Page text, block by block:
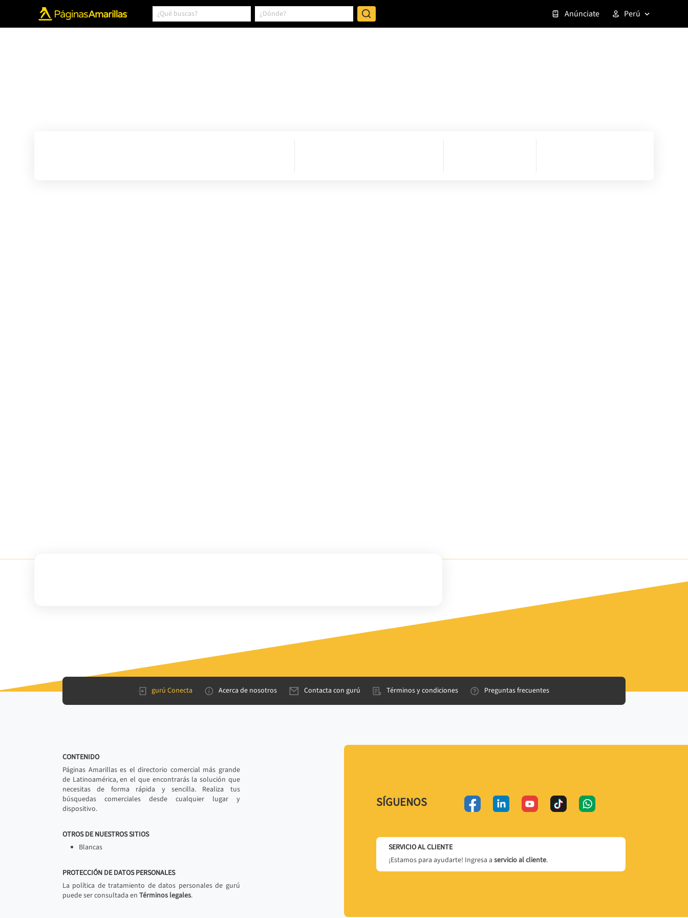
Anúnciate Perú
gurú Conecta Acerca de nosotros Contacta con gurú Términos y condiciones Preguntas frecuentes
CONTENIDO
Páginas Amarillas es el directorio comercial más grande
de Latinoamérica, en el que encontrarás la solución que
necesitas de forma rápida y sencilla. Realiza tus
búsquedas comerciales desde cualquier lugar y
dispositivo.
OTROS DE NUESTROS SITIOS
Blancas
PROTECCIÓN DE DATOS PERSONALES
La política de tratamiento de datos personales de gurú
puede ser consultada en Términos legales.
SÍGUENOS
SERVICIO AL CLIENTE
¡Estamos para ayudarte! Ingresa a servicio al cliente.